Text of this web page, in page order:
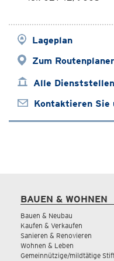
Lageplan
Zum Routenplaner
Alle Dienststellen
Kontaktieren Sie
BAUEN & WOHNEN
Bauen & Neubau
Kaufen & Verkaufen
Sanieren & Renovieren
Wohnen & Leben
Gemeinnützige/mildtätige